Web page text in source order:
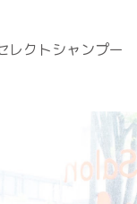
レクトシャンプー